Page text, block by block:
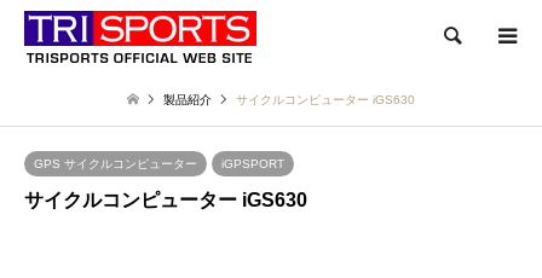
検索
製品紹介 サイクルコンピューター iGS630
GPS サイクルコンピューター iGPSPORT
サイクルコンピューター iGS630